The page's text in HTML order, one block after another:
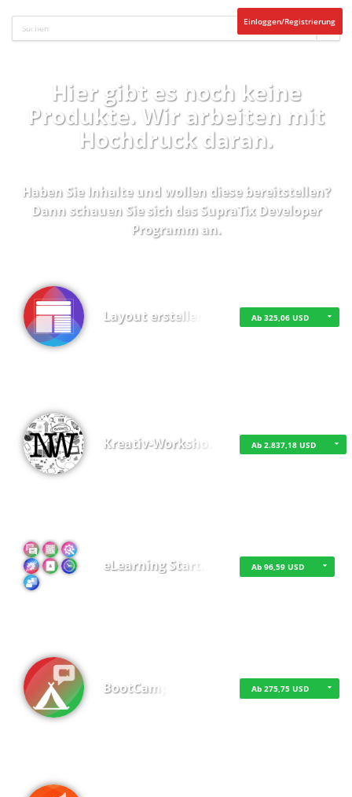
Einloggen/Registrierung
Hier gibt es noch keine
Produkte. Wir arbeiten mit
Hochdruck daran.
Haben Sie Inhalte und wollen diese bereitstellen?
Dann schauen Sie sich das SupraTix Developer
Programman.
Layout erstellen Ab 325,06 USD
Kreativ-Worksho… Ab 2.837,18 USD
eLearning Start… Ab 96,59 USD
BootCamp Ab 275,75 USD